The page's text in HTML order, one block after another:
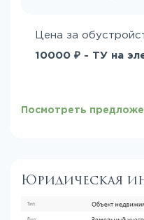
Цена за
10000 ₽ - ТУ на
Посмотреть
Юридическая